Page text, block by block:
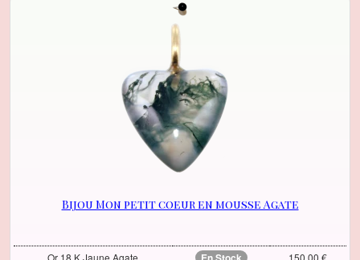
Bijou Mon petit coeur en mousse Agate
Or 18 K Jaune Agate 150.00 €